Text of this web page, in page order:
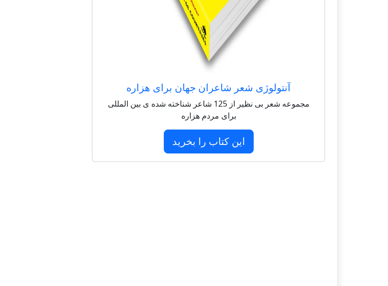
آنتولوژی شعر شاعران جهان برای هزاره
مجموعه شعر بی نظیر از 125 شاعر شناخته شده ی بین المللی
برای مردم هزاره
این کتاب را بخرید